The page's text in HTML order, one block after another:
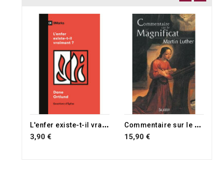
L
'enfer existe-t-il vraiment ?
3,90 €
C
ommentaire sur le Magnificat
15,90 €